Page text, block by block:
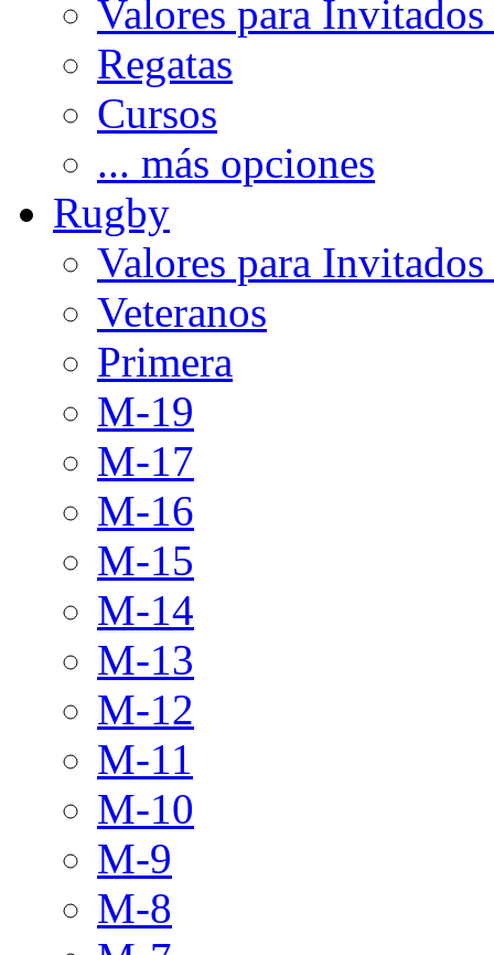
Valores para Invitados
Regatas
Cursos
... más opciones
Rugby
Valores para Invitados
Veteranos
Primera
M-19
M-17
M-16
M-15
M-14
M-13
M-12
M-11
M-10
M-9
M-8